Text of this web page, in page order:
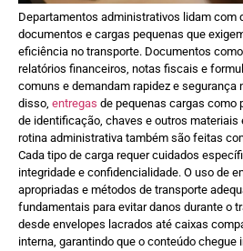
Departamentos administrativos lidam com
documentos e cargas pequenas que
eficiência no transporte. Documentos
relatórios financeiros, notas fiscais e
comuns e demandam rapidez e segurança
disso, entregas de pequenas cargas como
de identificação, chaves e outros materiais
rotina administrativa também são feitas
Cada tipo de carga requer cuidados
integridade e confidencialidade. O uso de
apropriadas e métodos de transporte
fundamentais para evitar danos durante o
desde envelopes lacrados até caixas
interna, garantindo que o conteúdo chegue